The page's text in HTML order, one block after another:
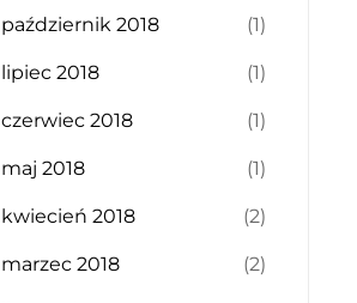
październik 2018 (1)
lipiec 2018 (1)
czerwiec 2018 (1)
maj 2018 (1)
kwiecień 2018 (2)
marzec 2018 (2)